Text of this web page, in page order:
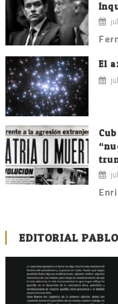
El
EDITORIAL PABLO